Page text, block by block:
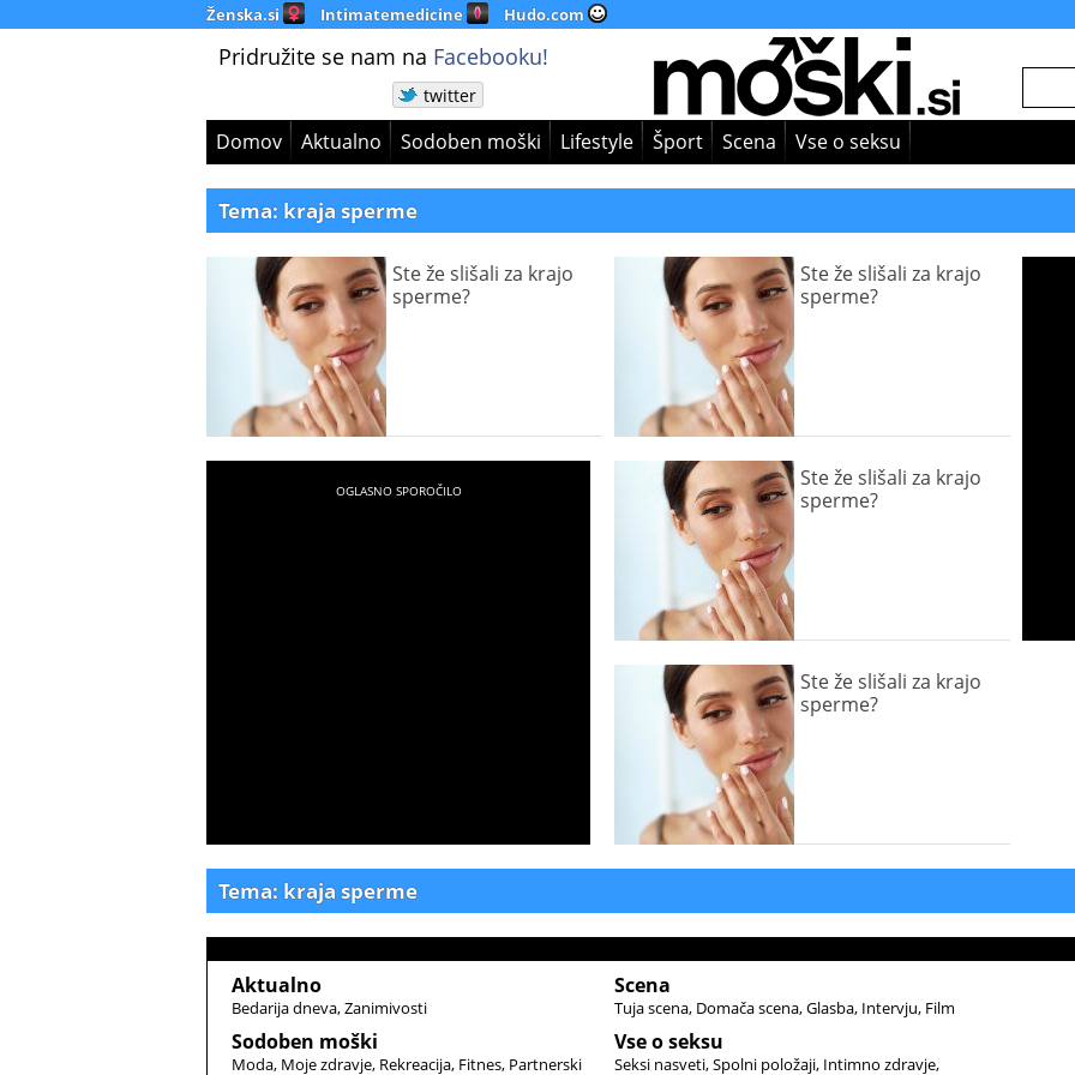
Ženska.si Intimatemedicine Hudo.com
Pridružite se nam na Facebooku!
twitter
Domov Aktualno Sodoben moški Lifestyle Šport Scena Vse o seksu
Tema: kraja sperme
Ste že slišali za krajo
sperme?
Ste že slišali za krajo
sperme?
Ste že slišali za krajo
sperme?
Ste že slišali za krajo
sperme?
Tema: kraja sperme
Aktualno
Bedarija dneva Zanimivosti
Sodoben moški
Moda Moje zdravje Rekreacija Fitnes Partnerski
Scena
Tuja scena Domača scena Glasba Intervju Film
Vse o seksu
Seksi nasveti Spolni položaji Intimno zdravje